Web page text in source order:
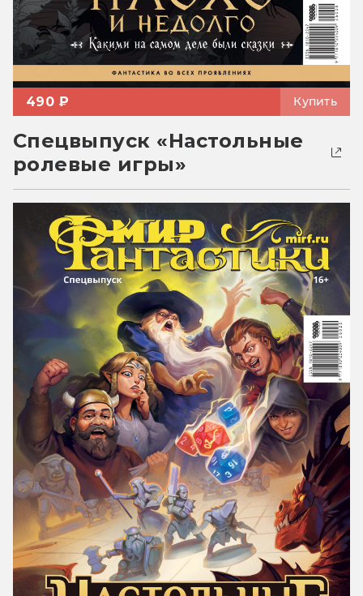
490 ₽ Купить
Спецвыпуск «Настольные
ролевые игры»